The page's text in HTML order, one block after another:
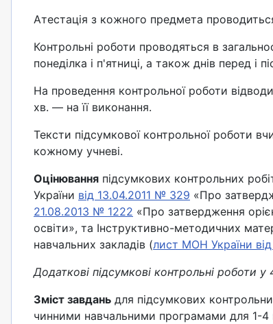
Атестація з кожного предмета
Контрольні роботи проводяться в
понеділка і п'ятниці, а також днів перед і
На проведення контрольної роботи
хв. — на її виконання.
Тексти підсумкової контрольної роботи
кожному учневі.
Оцінювання підсумкових контрольних
України від 13.04.2011 № 329 «Про
21.08.2013 № 1222 «Про затвердження
освіти», та Інструктивно-методичних
навчальних закладів (лист МОН України
Додаткові підсумкові контрольні роботи
Зміст завдань для підсумкових
чинними навчальними програмами для 1-4